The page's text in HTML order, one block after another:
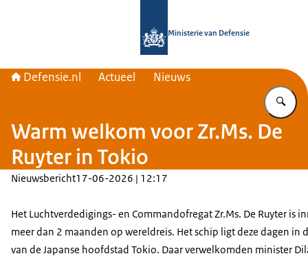
Ministerie van Defensie
Defensie.nl Actueel Nieuws
Warm welkom voor Zr.Ms. De
Ruyter in Tokio
Nieuwsbericht17-06-2026 | 12:17
Het Luchtverdedigings- en Commandofregat Zr.Ms. De Ruyter is
meer dan 2 maanden op wereldreis. Het schip ligt deze dagen in
van de Japanse hoofdstad Tokio. Daar verwelkomden minister